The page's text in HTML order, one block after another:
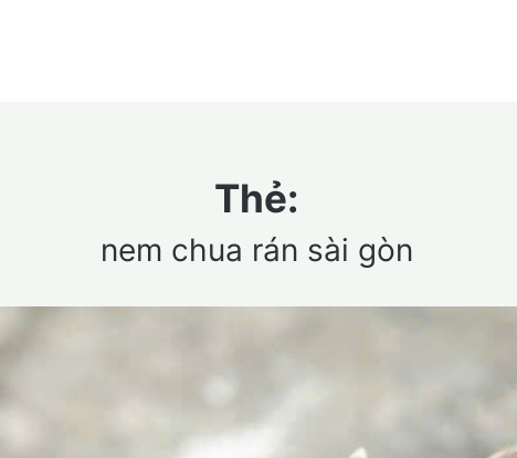
Thẻ:
nem chua rán sài gòn